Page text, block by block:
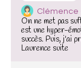
Clémence
On ne met pas
est une hyper-
succès. Puis, j'ai
Laurence suite